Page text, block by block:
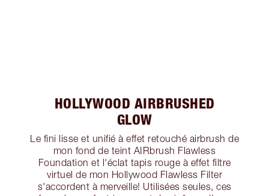
HOLLYWOOD AIRBRUSHED
GLOW
Le fini lisse et unifié à effet retouché airbrush de
mon fond de teint AIRbrush Flawless
Foundation et l'éclat tapis rouge à effet filtre
virtuel de mon Hollywood Flawless Filter
s'accordent à merveille! Utilisées seules, ces